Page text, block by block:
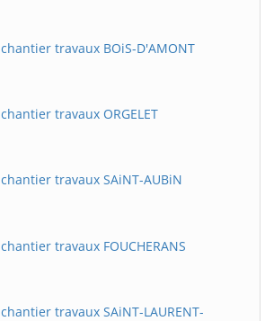
travaux BOiS-D'AMONT
travaux ORGELET
travaux SAiNT-AUBiN
travaux FOUCHERANS
travaux SAiNT-LAURENT-